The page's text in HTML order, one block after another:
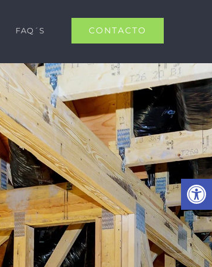
Abrir
FAQ´S CONTACTO